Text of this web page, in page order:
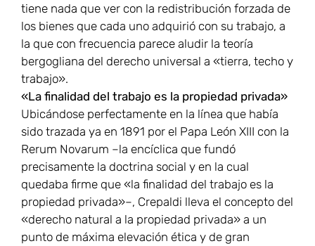
tiene nada que ver con la redistribución forzada de
los bienes que cada uno adquirió con su trabajo, a
la que con frecuencia parece aludir la teoría
bergogliana del derecho universal a «tierra, techo y
trabajo».
«La finalidad del trabajo es la propiedad privada»
Ubicándose perfectamente en la línea que había
sido trazada ya en 1891 por el Papa León XIII con la
Rerum Novarum –la encíclica que fundó
precisamente la doctrina social y en la cual
quedaba firme que «la finalidad del trabajo es la
propiedad privada»–, Crepaldi lleva el concepto del
«derecho natural a la propiedad privada» a un
punto de máxima elevación ética y de gran